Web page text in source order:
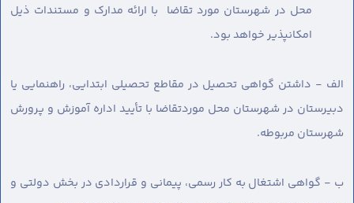
محل در شهرستان مورد تقاضا با ارائه مدارک و مستندات ذیل
امکانپذیر خواهد بود.
الف - داشتن گواهی تحصیل در مقاطع تحصیلی ابتدایی، راهنمایی یا
دبیرستان در شهرستان محل موردتقاضا با تأیید اداره آموزش و پرورش
شهرستان مربوطه.
ب - گواهی اشتغال به کار رسمی، پیمانی و قراردادی در بخش دولتی و